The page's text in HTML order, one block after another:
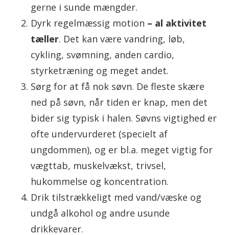
gerne i sunde mængder.
Dyrk regelmæssig motion – al aktivitet
tæller. Det kan være vandring, løb,
cykling, svømning, anden cardio,
styrketræning og meget andet.
Sørg for at få nok søvn. De fleste skære
ned på søvn, når tiden er knap, men det
bider sig typisk i halen. Søvns vigtighed er
ofte undervurderet (specielt af
ungdommen), og er bl.a. meget vigtig for
vægttab, muskelvækst, trivsel,
hukommelse og koncentration.
Drik tilstrækkeligt med vand/væske og
undgå alkohol og andre usunde
drikkevarer.